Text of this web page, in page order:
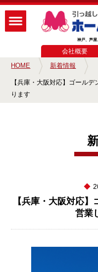
神戸、芦屋
会社概要
HOME
新着情報
【兵庫・大阪対応】ゴール
ります
【兵庫・大阪対応
営業